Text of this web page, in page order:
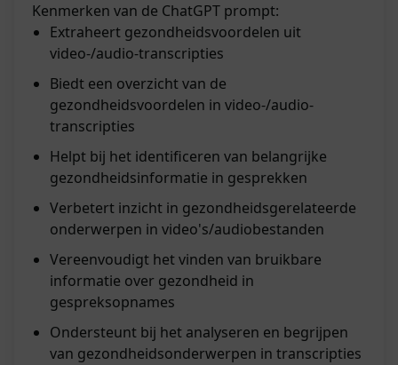
Kenmerken van de ChatGPT prompt:
Extraheert gezondheidsvoordelen uit
video-/audio-transcripties
Biedt een overzicht van de
gezondheidsvoordelen in video-/audio-
transcripties
Helpt bij het identificeren van belangrijke
gezondheidsinformatie in gesprekken
Verbetert inzicht in gezondheidsgerelateerde
onderwerpen in video's/audiobestanden
Vereenvoudigt het vinden van bruikbare
informatie over gezondheid in
gespreksopnames
Ondersteunt bij het analyseren en begrijpen
van gezondheidsonderwerpen in transcripties